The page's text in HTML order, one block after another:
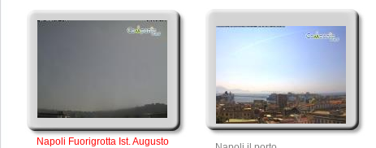
Napoli Fuorigrotta Ist. Augusto